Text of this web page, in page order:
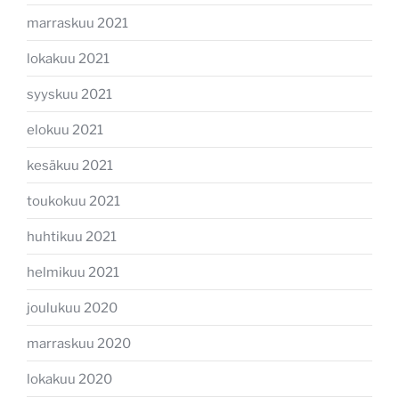
marraskuu 2021
lokakuu 2021
syyskuu 2021
elokuu 2021
kesäkuu 2021
toukokuu 2021
huhtikuu 2021
helmikuu 2021
joulukuu 2020
marraskuu 2020
lokakuu 2020